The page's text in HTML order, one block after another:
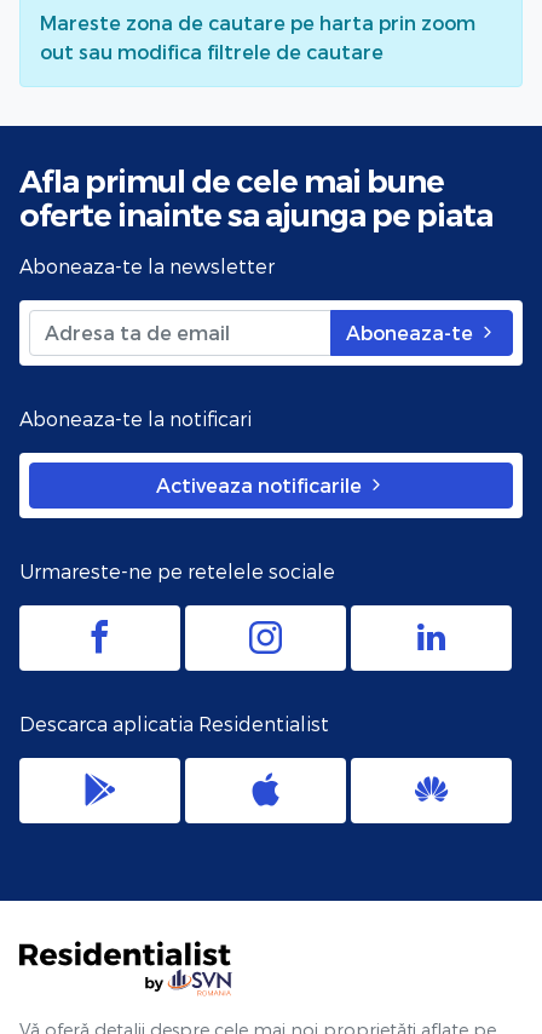
Mareste zona de cautare pe harta prin zoom
out sau modifica filtrele de cautare
Afla primul de cele mai bune
oferte inainte sa ajunga pe piata
Aboneaza-te la newsletter
Aboneaza-te
Aboneaza-te la notificari
Activeaza notificarile
Urmareste-ne pe retelele sociale
Descarca aplicatia Residentialist
Vă oferă detalii despre cele mai noi proprietăți aflate pe